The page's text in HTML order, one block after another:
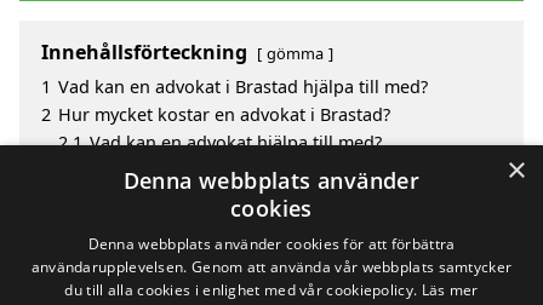
Innehållsförteckning gömma
1 Vad kan en advokat i Brastad hjälpa till med?
2 Hur mycket kostar en advokat i Brastad?
2.1 Vad kan en advokat hjälpa till med?
Fördelar med att välja advokat i Brastad
Sök efter en skicklig advokat i de omgivande
×
Denna webbplats använder
cookies
Denna webbplats använder cookies för att förbättra
användarupplevelsen. Genom att använda vår webbplats samtycker
du till alla cookies i enlighet med vår cookiepolicy. Läs mer